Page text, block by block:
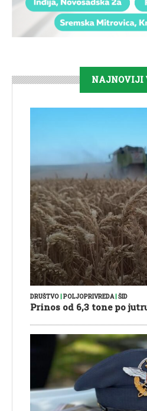
NAJNOVIJI
DRUŠTVO|POLJOPRIVREDA|ŠID
Prinos od 6,3 tone po